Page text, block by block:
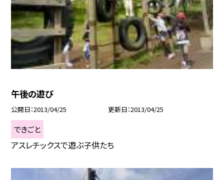
午後の遊び
公開日 2013/04/25 更新日 2013/04/25
できごと
アスレチックスで遊ぶ子供たち